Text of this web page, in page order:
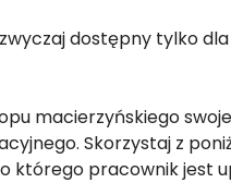
dostępny tylko
macierzyńskiego
Skorzystaj z
którego pracownik jest